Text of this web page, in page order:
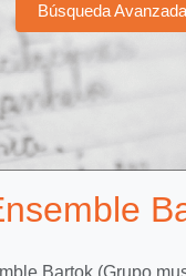
Búsqueda
Bartok (Grupo